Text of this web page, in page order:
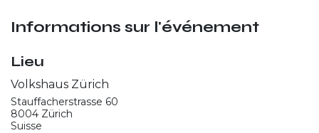
Informations sur l'événement
Lieu
Volkshaus Zürich
Stauffacherstrasse 60
8004 Zürich
Suisse